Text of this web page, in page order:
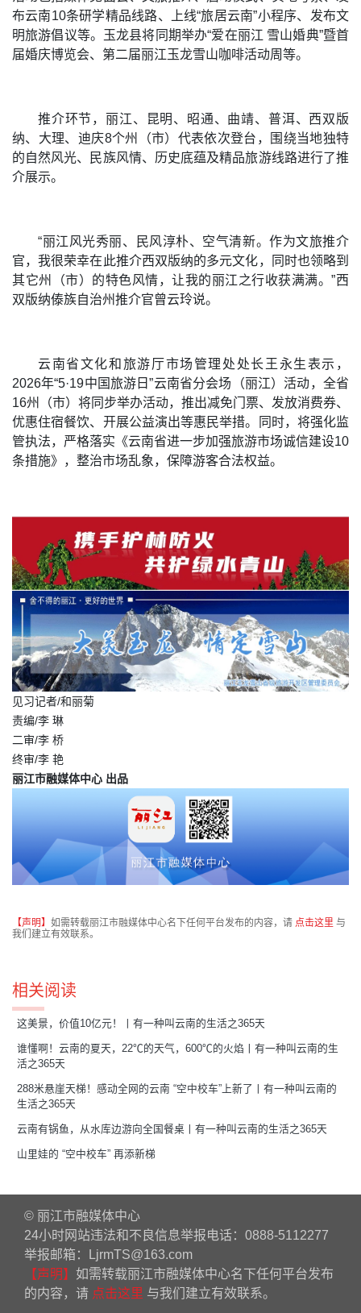
布云南10条研学精品线路、上线“旅居云南”小程序、发布文
明旅游倡议等。玉龙县将同期举办“爱在丽江 雪山婚典”暨首
届婚庆博览会、第二届丽江玉龙雪山咖啡活动周等。
推介环节，丽江、昆明、昭通、曲靖、普洱、西双版
纳、大理、迪庆8个州（市）代表依次登台，围绕当地独特
的自然风光、民族风情、历史底蕴及精品旅游线路进行了推
介展示。
“丽江风光秀丽、民风淳朴、空气清新。作为文旅推介
官，我很荣幸在此推介西双版纳的多元文化，同时也领略到
其它州（市）的特色风情，让我的丽江之行收获满满。”西
双版纳傣族自治州推介官曾云玲说。
云南省文化和旅游厅市场管理处处长王永生表示，
2026年“5·19中国旅游日”云南省分会场（丽江）活动，全省
16州（市）将同步举办活动，推出减免门票、发放消费券、
优惠住宿餐饮、开展公益演出等惠民举措。同时，将强化监
管执法，严格落实《云南省进一步加强旅游市场诚信建设10
条措施》，整治市场乱象，保障游客合法权益。
见习记者/和丽菊
责编/李 琳
二审/李 桥
终审/李 艳
丽江市融媒体中心 出品
【声明】 如需转载丽江市融媒体中心名下任何平台发布的内容，请 点击这里 与
我们建立有效联系。
相关阅读
这美景，价值10亿元！丨有一种叫云南的生活之365天
谁懂啊！云南的夏天，22℃的天气，600℃的火焰丨有一种叫云南的生
活之365天
288米悬崖天梯！感动全网的云南 “空中校车”上新了丨有一种叫云南的
生活之365天
云南有锅鱼，从水库边游向全国餐桌丨有一种叫云南的生活之365天
山里娃的 “空中校车” 再添新梯
© 丽江市融媒体中心
24小时网站违法和不良信息举报电话：0888-5112277
举报邮箱：LjrmTS@163.com
【声明】 如需转载丽江市融媒体中心名下任何平台发布
的内容，请 点击这里 与我们建立有效联系。